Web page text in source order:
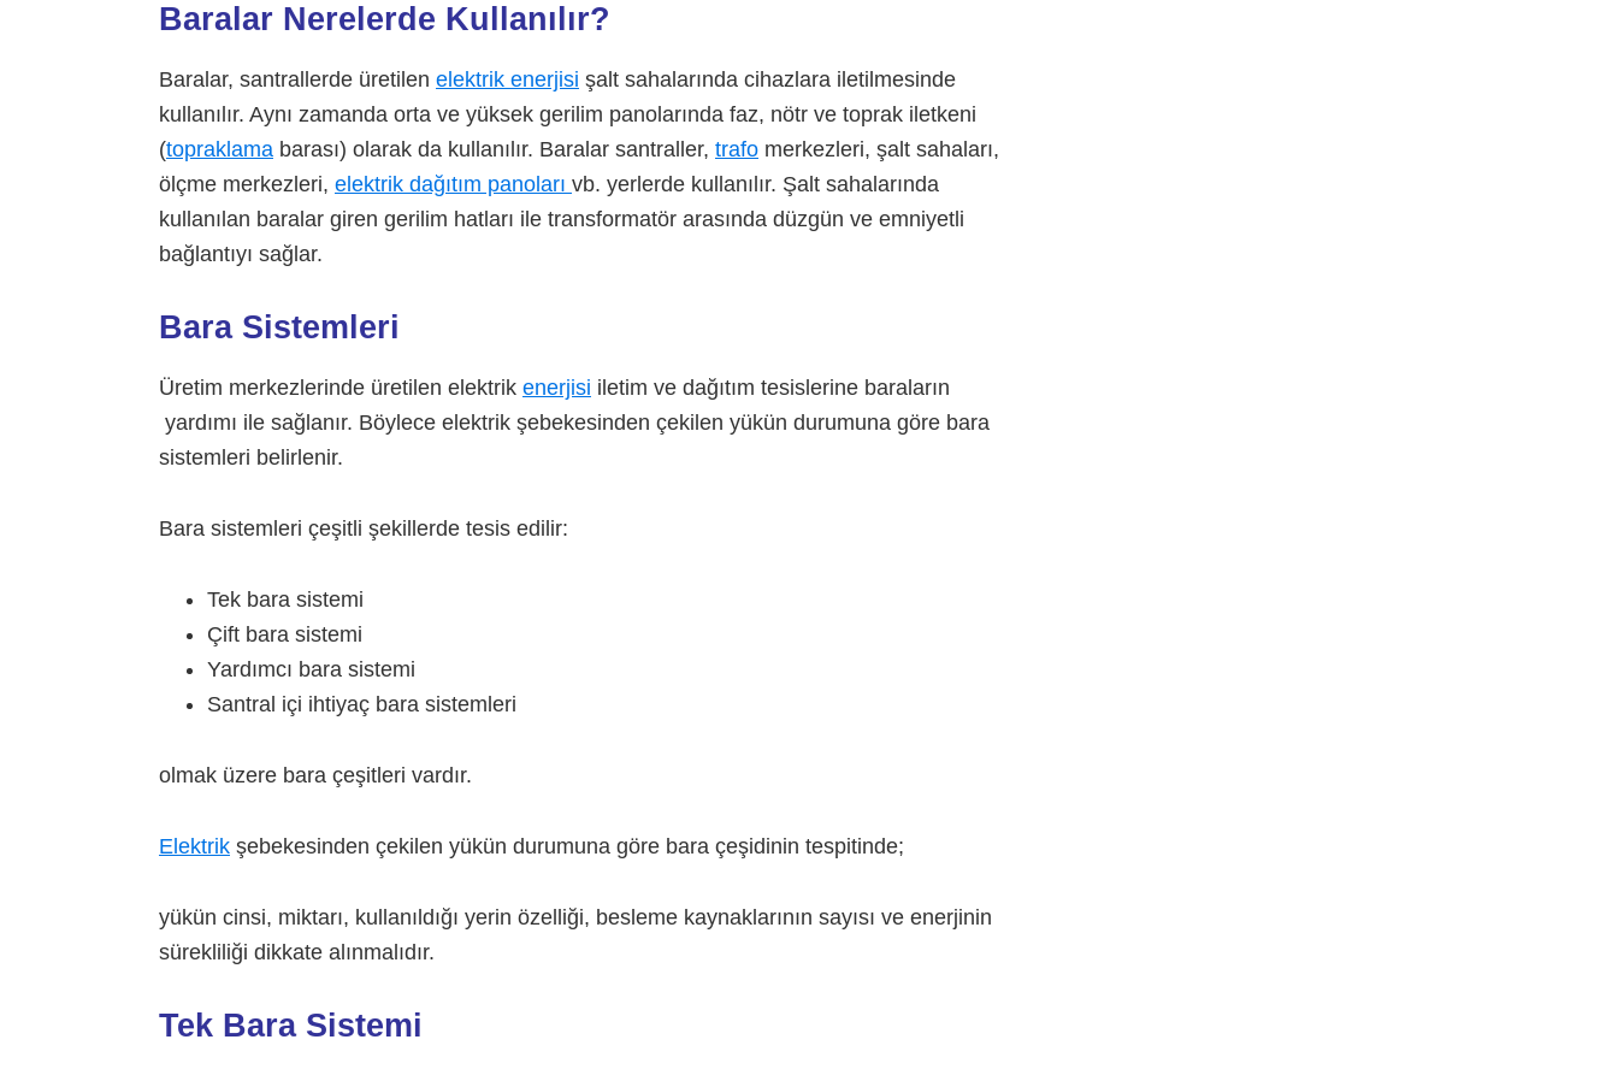
Baralar Nerelerde Kullanılır?
Baralar, santrallerde üretilen elektrik enerjisi şalt sahalarında cihazlara iletilmesinde
kullanılır. Aynı zamanda orta ve yüksek gerilim panolarında faz, nötr ve toprak iletkeni
(topraklama barası) olarak da kullanılır. Baralar santraller, trafo merkezleri, şalt sahaları,
ölçme merkezleri, elektrik dağıtım panoları vb. yerlerde kullanılır. Şalt sahalarında
kullanılan baralar giren gerilim hatları ile transformatör arasında düzgün ve emniyetli
bağlantıyı sağlar.
Bara Sistemleri
Üretim merkezlerinde üretilen elektrik enerjisi iletim ve dağıtım tesislerine baraların
yardımı ile sağlanır. Böylece elektrik şebekesinden çekilen yükün durumuna göre bara
sistemleri belirlenir.
Bara sistemleri çeşitli şekillerde tesis edilir:
Tek bara sistemi
Çift bara sistemi
Yardımcı bara sistemi
Santral içi ihtiyaç bara sistemleri
olmak üzere bara çeşitleri vardır.
Elektrik şebekesinden çekilen yükün durumuna göre bara çeşidinin tespitinde;
yükün cinsi, miktarı, kullanıldığı yerin özelliği, besleme kaynaklarının sayısı ve enerjinin
sürekliliği dikkate alınmalıdır.
Tek Bara Sistemi